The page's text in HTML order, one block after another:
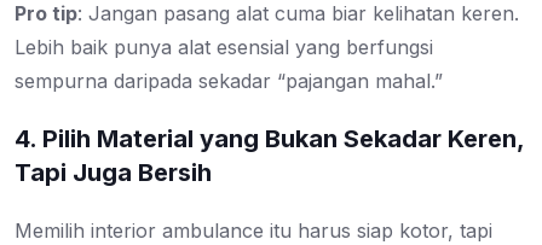
Pro tip: Jangan pasang alat cuma biar kelihatan keren.
Lebih baik punya alat esensial yang berfungsi
sempurna daripada sekadar “pajangan mahal.”
4. Pilih Material yang Bukan Sekadar Keren,
Tapi Juga Bersih
Memilih interior ambulance itu harus siap kotor, tapi